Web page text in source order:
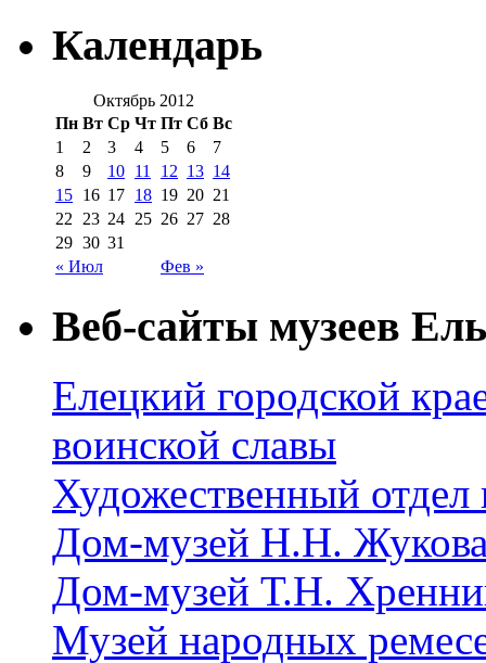
Календарь
Октябрь 2012
Пн Вт Ср Чт Пт Сб Вс
« Июл Фев »
1 2 3 4 5 6
7
8
9 10 11 12 13 14
15 16 17 18 19 20 21
22
23 24 25 26 27 28
29 30 31
Веб-сайты музеев
Елецкий городской
воинской славы
Художественный отдел
Дом-музей Н.Н.
Дом-музей Т.Н.
Музей народных